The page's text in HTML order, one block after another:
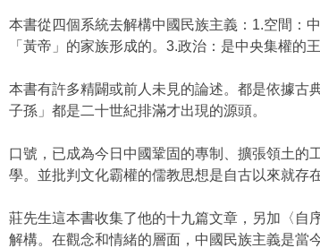
本書從四個系統去解構中國民族主義：1.空間：
「黃帝」的家族形成的。3.政治：是中央集權的
本書有許多精闢或前人未見的論述。都是依據古
子孫」都是二十世紀排滿才出現的源頭。
口號，已成為今日中國鞏固的專制、擴張領土的
學。並批判文化霸權的儒教思想是自古以來就
莊先生這本書收集了他的十九篇文章，另加〈自
解構。在觀念和情緒的層面，中國民族主義是當